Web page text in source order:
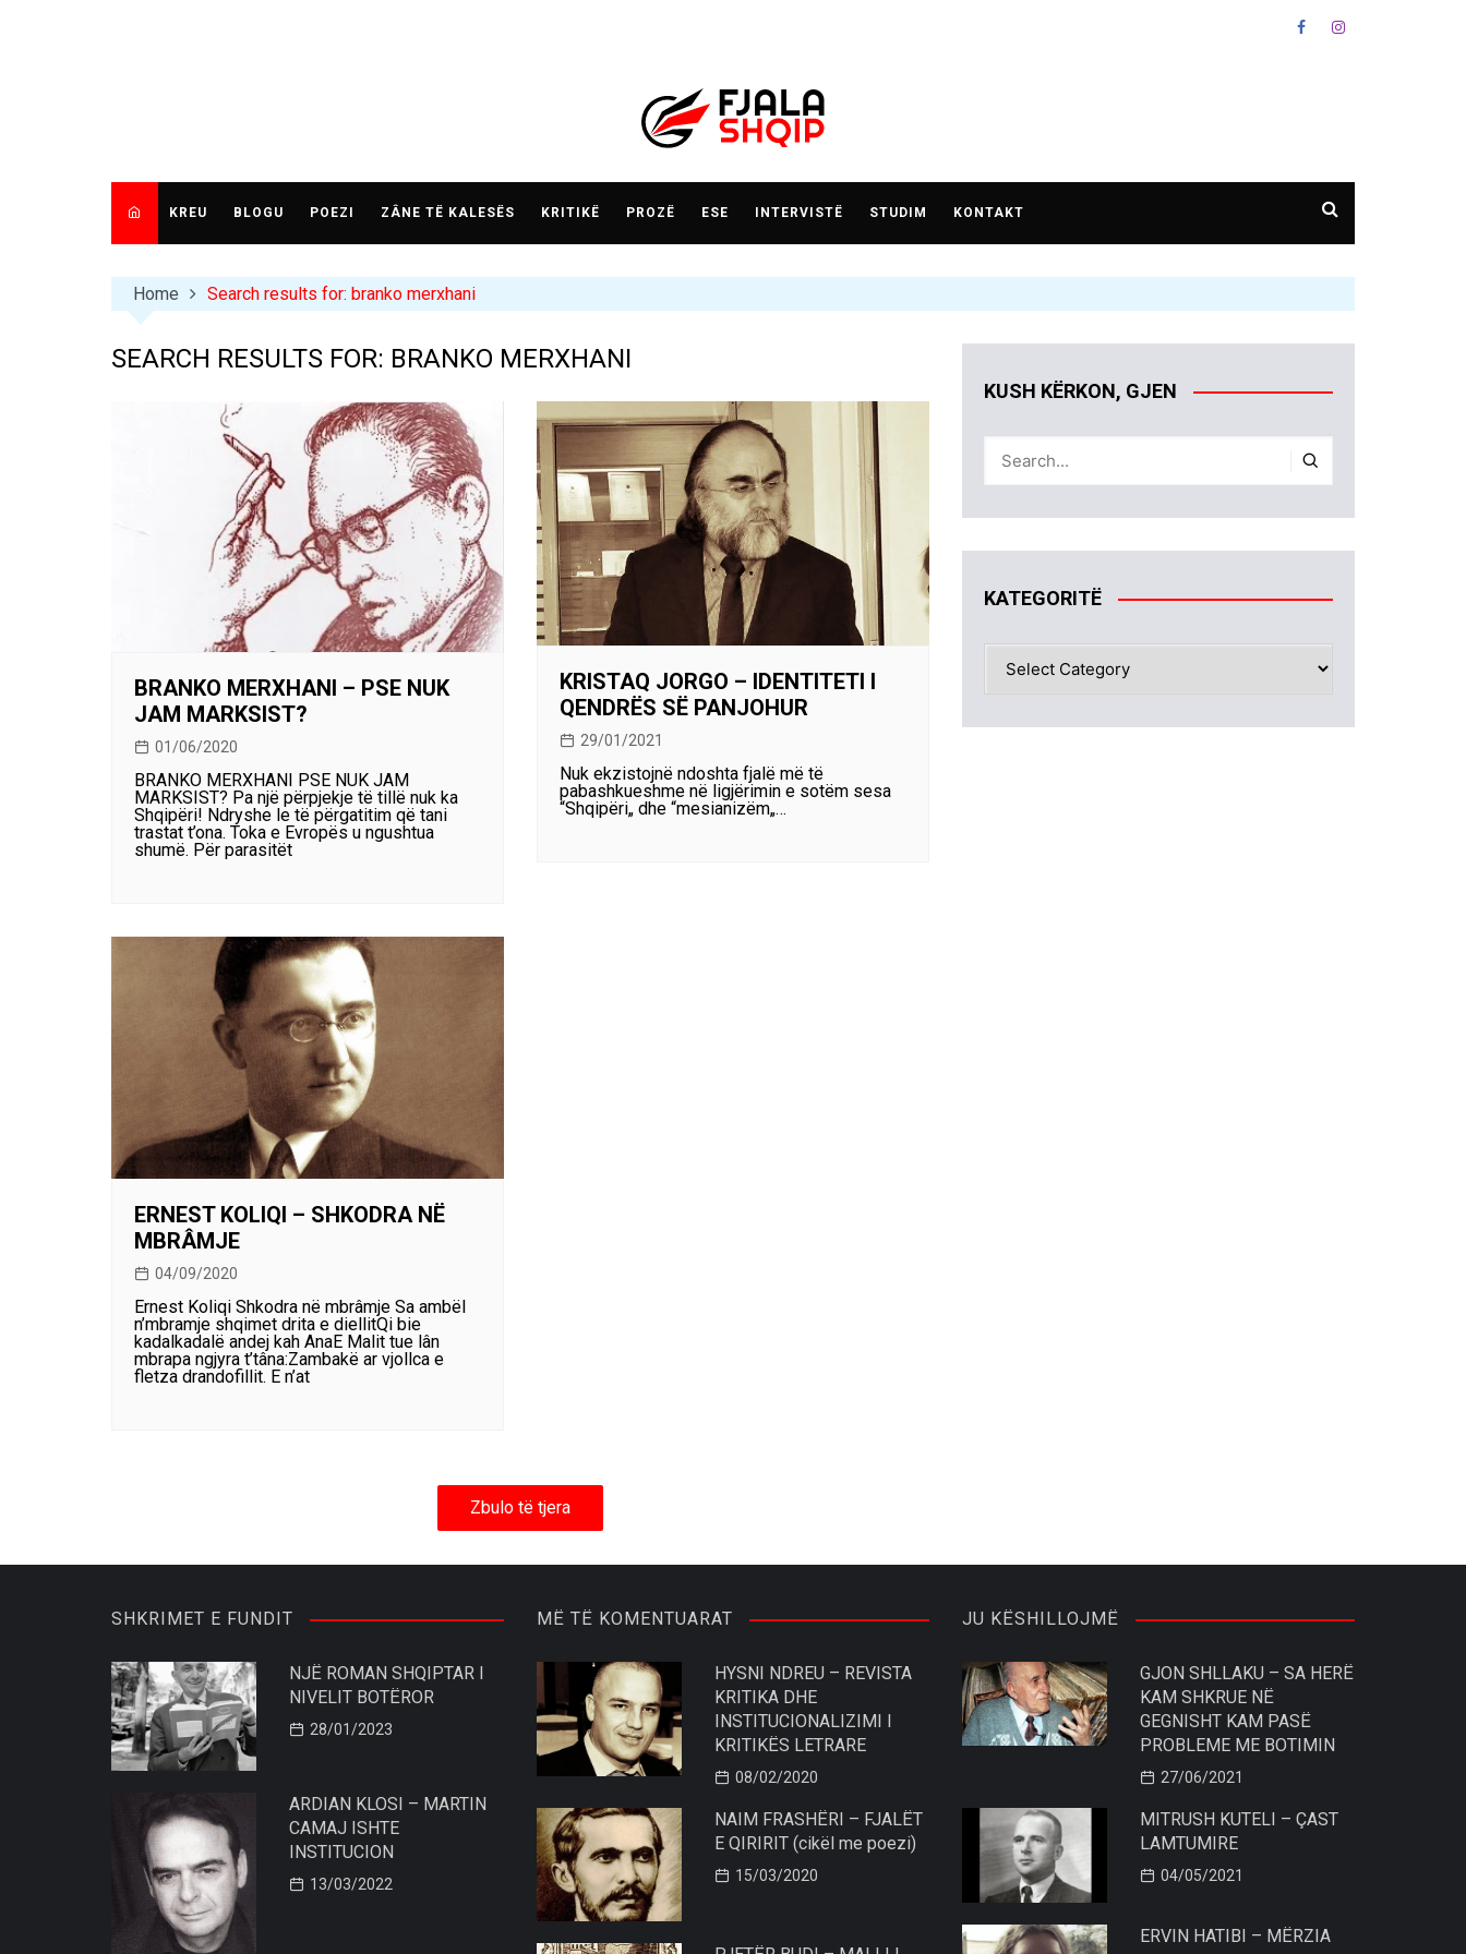
KREU BLOGU POEZI ZÂNE TË KALESËS KRITIKË PROZË ESE INTERVISTË STUDIM KONTAKT
Home Search results for: branko merxhani
SEARCH RESULTS FOR: BRANKO MERXHANI
BRANKO MERXHANI – PSE NUK
JAM MARKSIST?
01/06/2020
BRANKO MERXHANI PSE NUK JAM
MARKSIST? Pa një përpjekje të tillë nuk ka
Shqipëri! Ndryshe le të përgatitim që tani
trastat t’ona. Toka e Evropës u ngushtua
shumë. Për parasitët
KRISTAQ JORGO – IDENTITETI I
QENDRËS SË PANJOHUR
29/01/2021
Nuk ekzistojnë ndoshta fjalë më të
pabashkueshme në ligjërimin e sotëm sesa
“Shqipëri„ dhe “mesianizëm„…
ERNEST KOLIQI – SHKODRA NË
MBRÂMJE
04/09/2020
Ernest Koliqi Shkodra në mbrâmje Sa ambël
n’mbramje shqimet drita e diellitQi bie
kadalkadalë andej kah AnaE Malit tue lân
mbrapa ngjyra t’tâna:Zambakë ar vjollca e
fletza drandofillit. E n’at
Zbulo të tjera
KUSH KËRKON, GJEN
KATEGORITË
KATEGORITË
SHKRIMET E FUNDIT
NJË ROMAN SHQIPTAR I
NIVELIT BOTËROR
28/01/2023
ARDIAN KLOSI – MARTIN
CAMAJ ISHTE
INSTITUCION
13/03/2022
MË TË KOMENTUARAT
HYSNI NDREU – REVISTA
KRITIKA DHE
INSTITUCIONALIZIMI I
KRITIKËS LETRARE
08/02/2020
NAIM FRASHËRI – FJALËT
E QIRIRIT (cikël me poezi)
15/03/2020
JU KËSHILLOJMË
GJON SHLLAKU – SA HERË
KAM SHKRUE NË
GEGNISHT KAM PASË
PROBLEME ME BOTIMIN
27/06/2021
MITRUSH KUTELI – ÇAST
LAMTUMIRE
04/05/2021
ERVIN HATIBI – MËRZIA